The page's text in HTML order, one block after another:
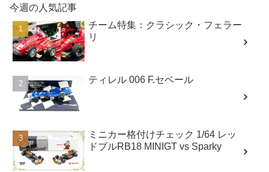
今週の人気記事
チーム特集：クラシック・フェラー
リ
ティレル 006 F.セベール
ミニカー格付けチェック 1/64 レッ
ドブルRB18 MINIGT vs Sparky